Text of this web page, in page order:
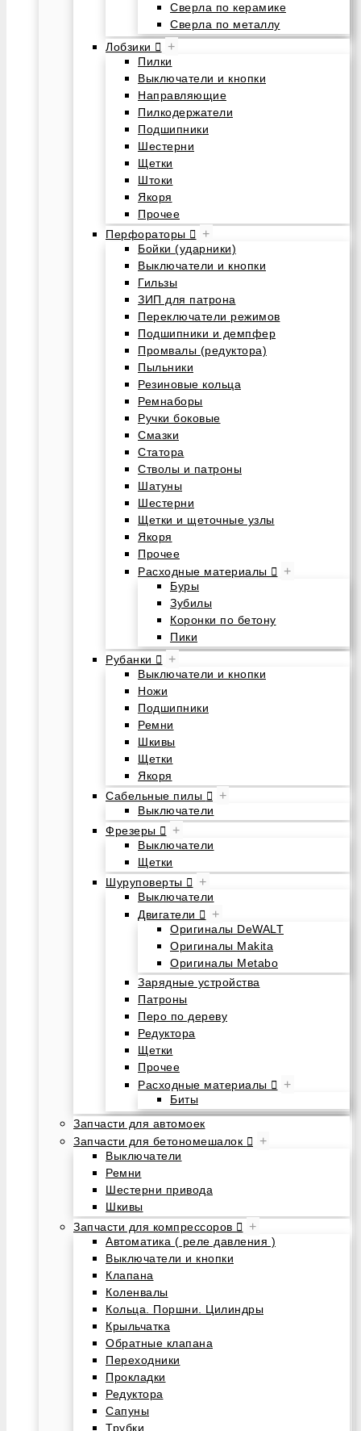
Сверла по керамике
Сверла по металлу
Лобзики
+
Пилки
Выключатели и кнопки
Направляющие
Пилкодержатели
Подшипники
Шестерни
Щетки
Штоки
Якоря
Прочее
Перфораторы
+
Бойки (ударники)
Выключатели и кнопки
Гильзы
ЗИП для патрона
Переключатели режимов
Подшипники и демпфер
Промвалы (редуктора)
Пыльники
Резиновые кольца
Ремнаборы
Ручки боковые
Смазки
Статора
Стволы и патроны
Шатуны
Шестерни
Щетки и щеточные узлы
Якоря
Прочее
Расходные материалы
+
Буры
Зубилы
Коронки по бетону
Пики
Рубанки
+
Выключатели и кнопки
Ножи
Подшипники
Ремни
Шкивы
Щетки
Якоря
Сабельные пилы
+
Выключатели
Фрезеры
+
Выключатели
Щетки
Шуруповерты
+
Выключатели
Двигатели
+
Оригиналы DeWALT
Оригиналы Makita
Оригиналы Metabo
Зарядные устройства
Патроны
Перо по дереву
Редуктора
Щетки
Прочее
Расходные материалы
+
Биты
Запчасти для автомоек
Запчасти для бетономешалок
+
Выключатели
Ремни
Шестерни привода
Шкивы
Запчасти для компрессоров
+
Автоматика ( реле давления )
Выключатели и кнопки
Клапана
Коленвалы
Кольца. Поршни. Цилиндры
Крыльчатка
Обратные клапана
Переходники
Прокладки
Редуктора
Сапуны
Трубки